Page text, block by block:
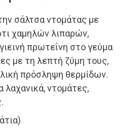
σάλτσα ντομάτας με
χαμηλών λιπαρών,
πρωτεΐνη στο γεύμα
με τη λεπτή ζύμη τους,
πρόσληψη θερμίδων.
ντομάτες,